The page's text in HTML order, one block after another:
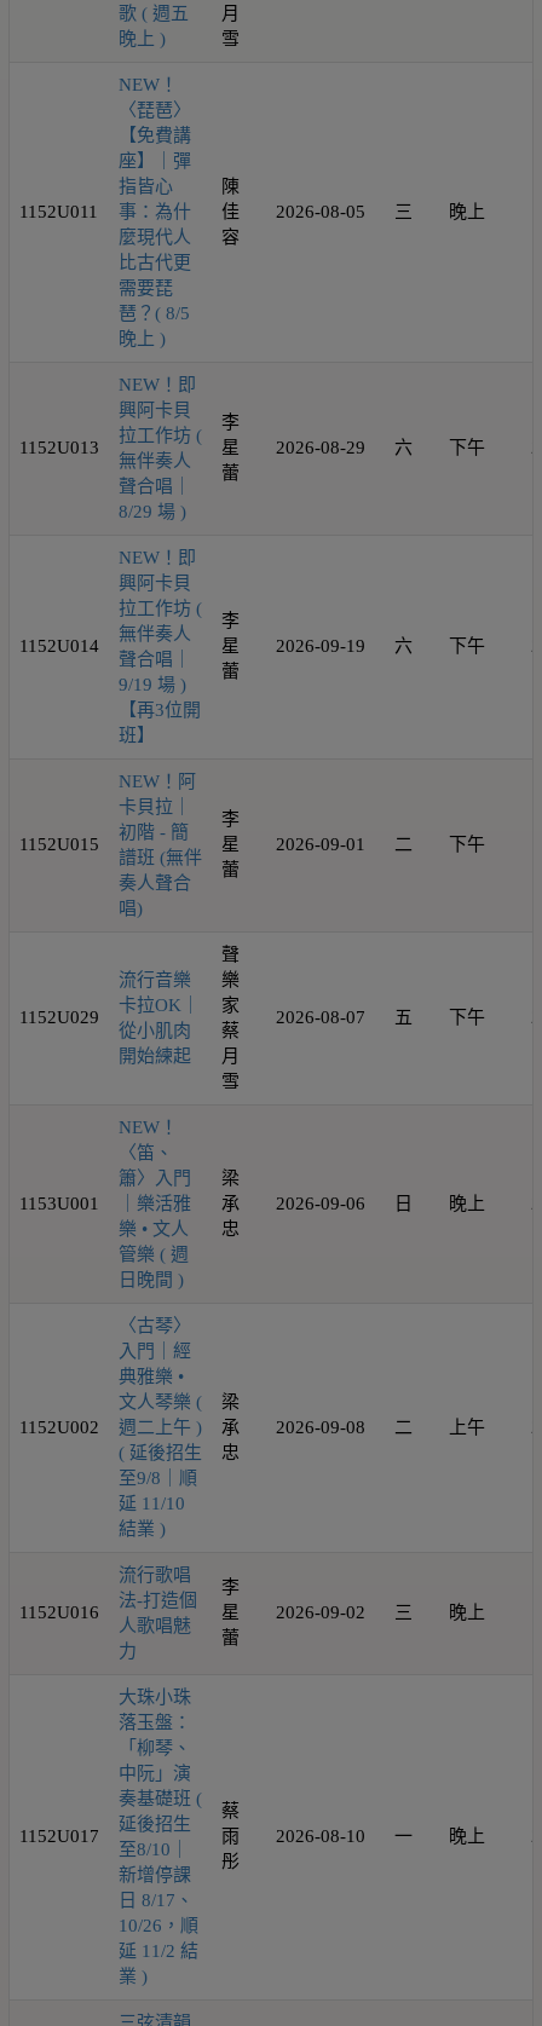
歌 ( 週五
晚上 )
月
雪
1152U011
NEW！
〈琵琶〉
【免費講
座】｜彈
指皆心
事：為什
麼現代人
比古代更
需要琵
琶？( 8/5
晚上 )
陳
佳
容
2026-08-05 三 晚上
1152U013
NEW！即
興阿卡貝
拉工作坊 (
無伴奏人
聲合唱｜
8/29 場 )
李
星
蕾
2026-08-29 六 下午 2
1152U014
NEW！即
興阿卡貝
拉工作坊 (
無伴奏人
聲合唱｜
9/19 場 )
【再3位開
班】
李
星
蕾
2026-09-19 六 下午 2
1152U015
NEW！阿
卡貝拉｜
初階 - 簡
譜班 (無伴
奏人聲合
唱)
李
星
蕾
2026-09-01 二 下午
1152U029
流行音樂
卡拉OK｜
從小肌肉
開始練起
聲
樂
家
蔡
月
雪
2026-08-07 五 下午
1153U001
NEW！
〈笛、
簫〉入門
｜樂活雅
樂 • 文人
管樂 ( 週
日晚間 )
梁
承
忠
2026-09-06 日 晚上
1152U002
〈古琴〉
入門｜經
典雅樂 •
文人琴樂 (
週二上午 )
( 延後招生
至9/8｜順
延 11/10
結業 )
梁
承
忠
2026-09-08 二 上午
1152U016
流行歌唱
法-打造個
人歌唱魅
力
李
星
蕾
2026-09-02 三 晚上
1152U017
大珠小珠
落玉盤：
「柳琴、
中阮」演
奏基礎班 (
延後招生
至8/10｜
新增停課
日 8/17、
10/26，順
延 11/2 結
業 )
蔡
雨
彤
2026-08-10 一 晚上